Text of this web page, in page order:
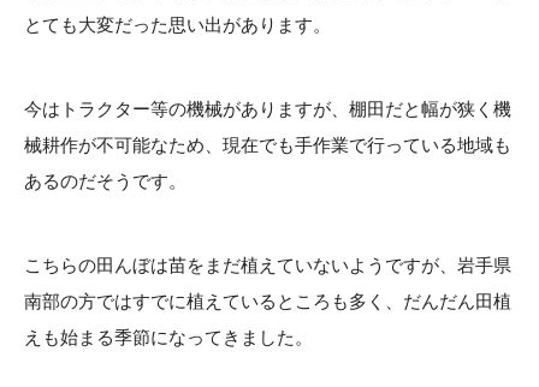
とても大変だった思い出があります。
今はトラクター等の機械がありますが、棚田だと幅が狭く機
械耕作が不可能なため、現在でも手作業で行っている地域も
あるのだそうです。
こちらの田んぼは苗をまだ植えていないようですが、岩手県
南部の方ではすでに植えているところも多く、だんだん田植
えも始まる季節になってきました。